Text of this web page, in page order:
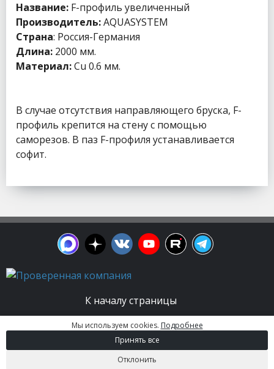
Название: F-профиль увеличенный
Производитель:AQUASYSTEM
Страна: Россия-Германия
Длина: 2000 мм.
Материал:Cu 0.6 мм.
В случае отсутствия направляющего бруска, F-
профиль крепится на стену с помощью
саморезов. В паз F-профиля устанавливается
софит.
К началу страницы
© 2003 - 2026. Апельсин group | Группа
строительных компаний Все права защищены.
Вся информация на этом сайте носит
информационный характер и не является
Мы используем cookies. Подробнее
Принять все
Отклонить